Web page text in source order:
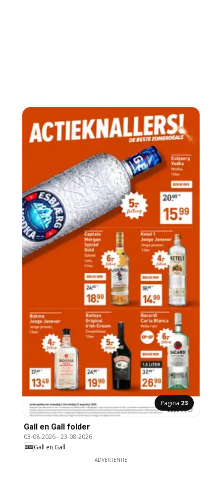
Pagina 23
Gall en Gall folder
03-08-2026-23-08-2026
Gall en Gall
ADVERTENTIE